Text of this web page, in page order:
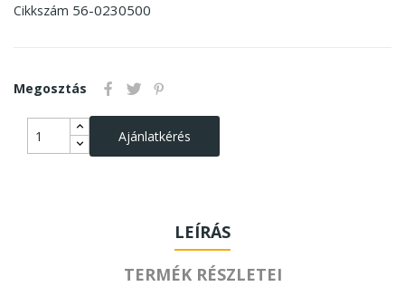
Cikkszám 56-0230500
Megosztás
Ajánlatkérés
LEÍRÁS
TERMÉK RÉSZLETEI